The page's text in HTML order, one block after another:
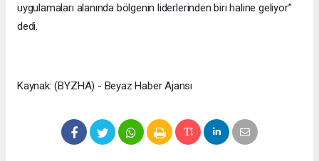
uygulamaları alanında bölgenin liderlerinden biri haline geliyor”
dedi.
Kaynak: (BYZHA) - Beyaz Haber Ajansı